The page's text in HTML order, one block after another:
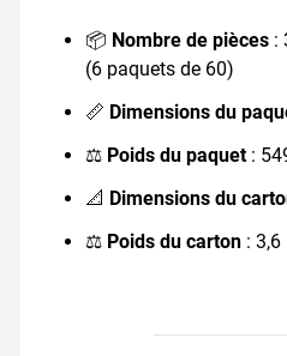
📦 Nombre de pièces :
(6 paquets de 60)
📏 Dimensions du
⚖️ Poids du paquet:
📐 Dimensions du
⚖️ Poids du carton : 3,6